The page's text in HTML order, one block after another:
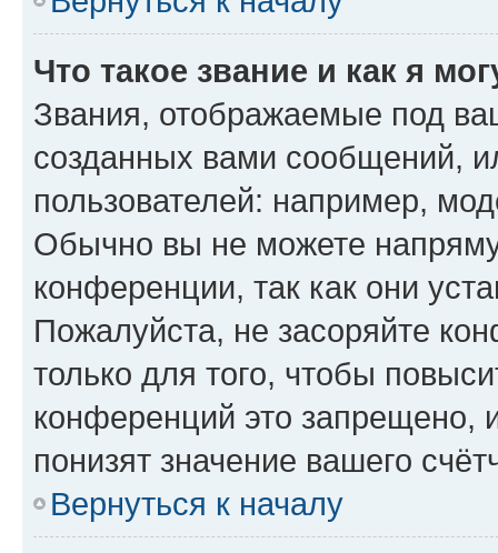
Что такое звание и как я
Звания, отображаемые под
созданных вами сообщений,
пользователей: например,
Обычно вы не можете
конференции, так как они
Пожалуйста, не засоряйте
только для того, чтобы
конференций это запрещено,
понизят значение вашего
Вернуться к началу